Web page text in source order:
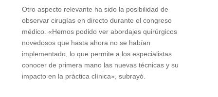
Otro aspecto relevante ha sido la posibilidad de
observar cirugías en directo durante el congreso
médico. «Hemos podido ver abordajes quirúrgicos
novedosos que hasta ahora no se habían
implementado, lo que permite a los especialistas
conocer de primera mano las nuevas técnicas y su
impacto en la práctica clínica», subrayó.